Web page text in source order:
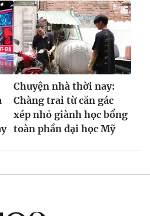
Chuyện nhà thời nay:
Chàng trai từ căn gác
xép nhỏ giành học bổng
toàn phần đại học Mỹ